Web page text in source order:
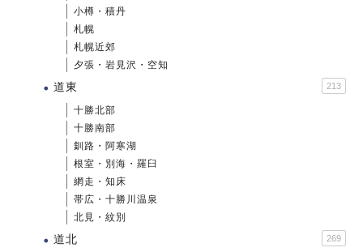
小樽・積丹
札幌
札幌近郊
夕張・岩見沢・空知
道東 213
十勝北部
十勝南部
釧路・阿寒湖
根室・別海・羅臼
網走・知床
帯広・十勝川温泉
北見・紋別
道北 269